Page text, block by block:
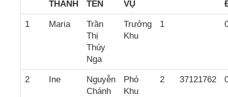
THÁNH TÊN VỤ
1 Maria
Trần
Thị
Thúy
Nga
Trưởng
Khu
1
2 Ine
Nguyễn
Chánh
Phó
Khu
2 37121762